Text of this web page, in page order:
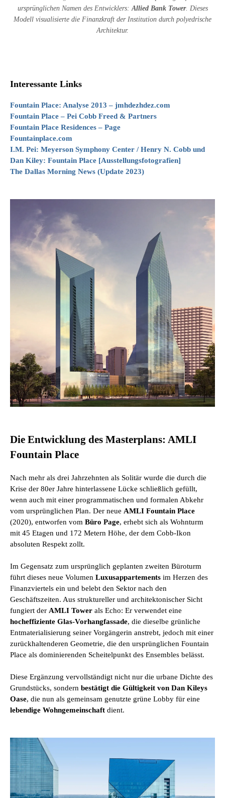
ursprünglichen Namen des Entwicklers:Allied Bank Tower. Dieses
Modell visualisierte die Finanzkraft der Institution durch polyedrische
Architektur.
Interessante Links
Fountain Place: Analyse 2013 – jmhdezhdez.com
Fountain Place – Pei Cobb Freed & Partners
Fountain Place Residences – Page
Fountainplace.com
I.M. Pei: Meyerson Symphony Center / Henry N. Cobb und
Dan Kiley: Fountain Place [Ausstellungsfotografien]
The Dallas Morning News (Update 2023)
Die Entwicklung des Masterplans: AMLI
Fountain Place
Nach mehr als drei Jahrzehnten als Solitär wurde die durch die
Krise der 80er Jahre hinterlassene Lücke schließlich gefüllt,
wenn auch mit einer programmatischen und formalen Abkehr
vom ursprünglichen Plan. Der neue AMLI Fountain Place
(2020), entworfen vom Büro Page, erhebt sich als Wohnturm
mit 45 Etagen und 172 Metern Höhe, der dem Cobb-Ikon
absoluten Respekt zollt.
Im Gegensatz zum ursprünglich geplanten zweiten Büroturm
führt dieses neue Volumen Luxusappartements im Herzen des
Finanzviertels ein und belebt den Sektor nach den
Geschäftszeiten. Aus struktureller und architektonischer Sicht
fungiert der AMLI Tower als Echo: Er verwendet eine
hocheffiziente Glas-Vorhangfassade, die dieselbe grünliche
Entmaterialisierung seiner Vorgängerin anstrebt, jedoch mit einer
zurückhaltenderen Geometrie, die den ursprünglichen Fountain
Place als dominierenden Scheitelpunkt des Ensembles belässt.
Diese Ergänzung vervollständigt nicht nur die urbane Dichte des
Grundstücks, sondern bestätigt die Gültigkeit von Dan Kileys
Oase, die nun als gemeinsam genutzte grüne Lobby für eine
lebendige Wohngemeinschaft dient.